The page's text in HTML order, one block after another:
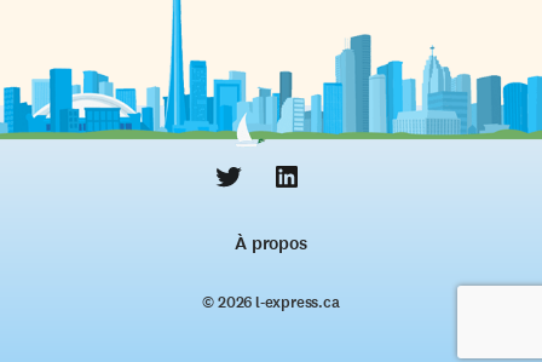
À propos
© 2026 l‑express.ca